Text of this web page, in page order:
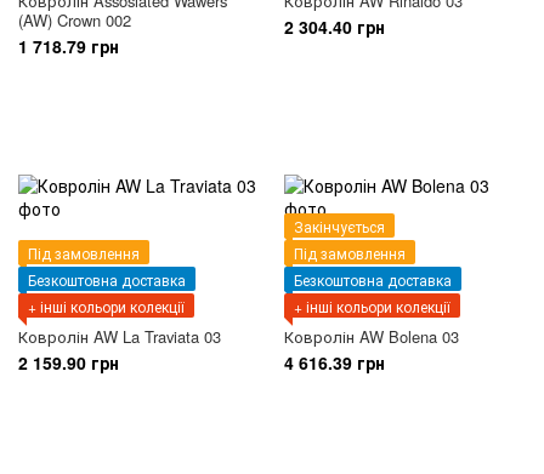
(AW) Crown 002
1 718.79 грн
2 304.40 грн
Під замовлення
Безкоштовна доставка
+ інші кольори колекції
Ковролін AW La Traviata 03
2 159.90 грн
Закінчується
Під замовлення
Безкоштовна доставка
+ інші кольори колекції
Ковролін AW Bolena 03
4 616.39 грн